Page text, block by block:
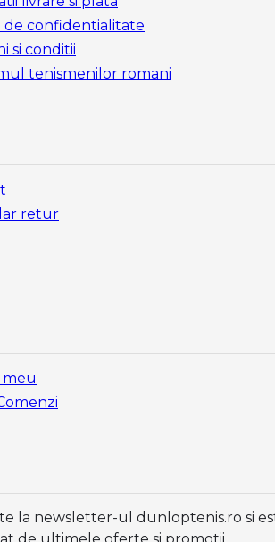
de confidentialitate
si conditii
tenismenilor romani
retur
la newsletter-ul dunloptenis.ro si